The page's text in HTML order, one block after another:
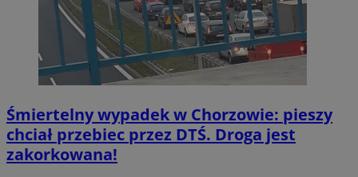
Śmiertelny wypadek w Chorzowie: pieszy
chciał przebiec przez DTŚ. Droga jest
zakorkowana!